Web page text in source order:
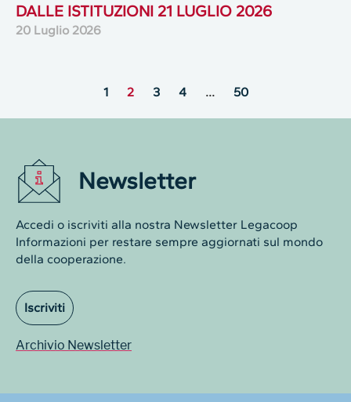
DALLE ISTITUZIONI 21 LUGLIO 2026
20 Luglio 2026
1 2 3 4 … 50
Newsletter
Accedi o iscriviti alla nostra Newsletter Legacoop
Informazioni per restare sempre aggiornati sul mondo
della cooperazione.
Iscriviti
Archivio Newsletter